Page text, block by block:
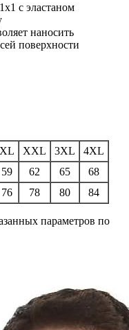
с эластаном
наносить
поверхности
XL XXL 3XL
4XL
59 62 65
68
76 78 80 84
параметров по